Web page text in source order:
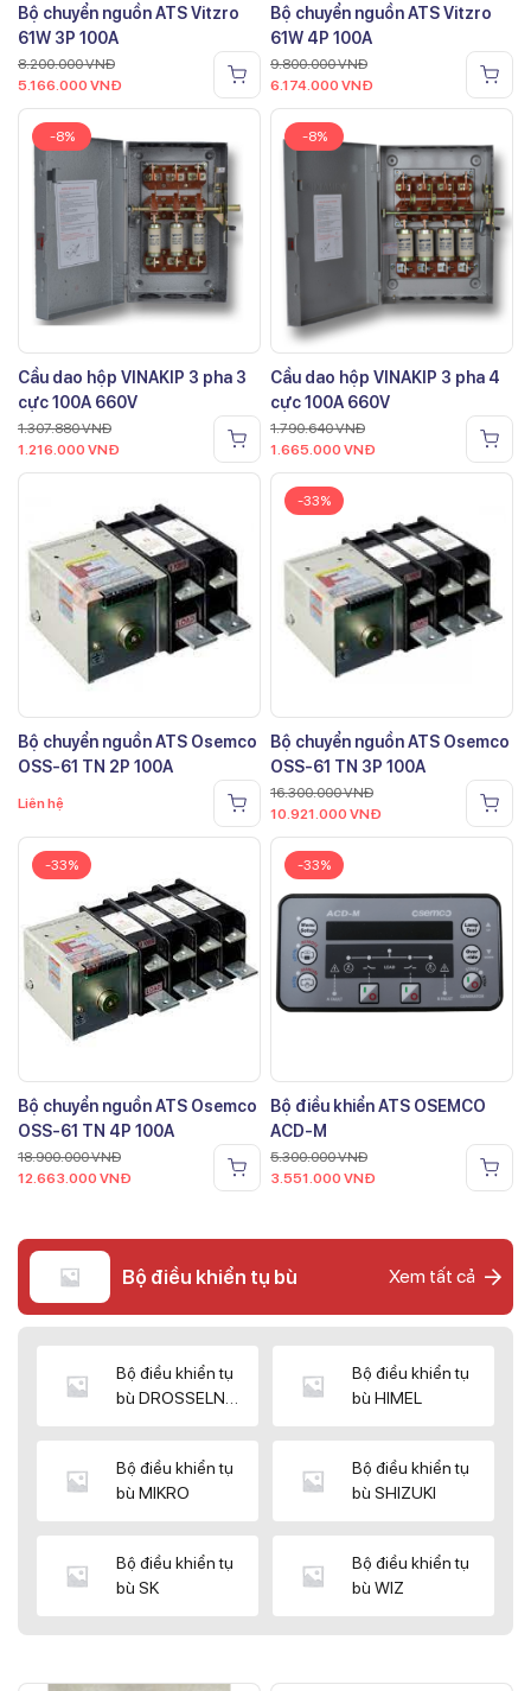
Bộ chuyển nguồn ATS Vitzro
61W 3P 100A
8.200.000VNĐ
5.166.000 VNĐ
Bộ chuyển nguồn ATS Vitzro
61W 4P 100A
9.800.000VNĐ
6.174.000 VNĐ
-8%
Cầu dao hộp VINAKIP 3 pha 3
cực 100A 660V
1.307.880VNĐ
1.216.000 VNĐ
-8%
Cầu dao hộp VINAKIP 3 pha 4
cực 100A 660V
1.790.640VNĐ
1.665.000 VNĐ
Bộ chuyển nguồn ATS Osemco
OSS-61 TN 2P 100A
Liên hệ
-33%
Bộ chuyển nguồn ATS Osemco
OSS-61 TN 3P 100A
16.300.000VNĐ
10.921.000 VNĐ
-33%
Bộ chuyển nguồn ATS Osemco
OSS-61 TN 4P 100A
18.900.000VNĐ
12.663.000 VNĐ
-33%
Bộ điều khiển ATS OSEMCO
ACD-M
5.300.000VNĐ
3.551.000 VNĐ
Bộ điều khiển tụ bù Xem tất cả
Bộ điều khiển tụ
bù DROSSELN
Bộ điều khiển tụ
bù HIMEL
Bộ điều khiển tụ
bù MIKRO
Bộ điều khiển tụ
bù SHIZUKI
Bộ điều khiển tụ
bù SK
Bộ điều khiển tụ
bù WIZ